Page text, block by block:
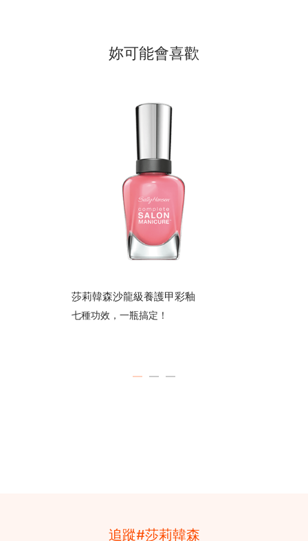
妳可能會喜歡
莎莉韓森沙龍級養護甲彩釉
七種功效，一瓶搞定！
追蹤#莎莉韓森